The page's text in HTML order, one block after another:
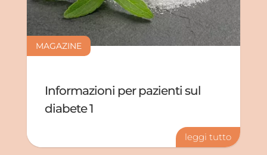
leggi tutto
Informazioni per pazienti sul
diabete 1
MAGAZINE